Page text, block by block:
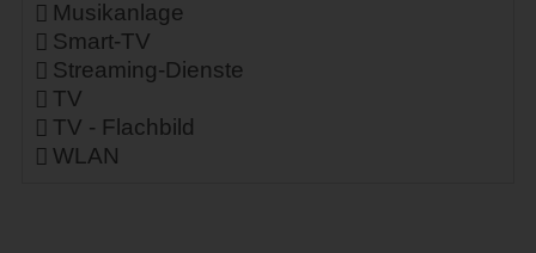
Musikanlage
Smart-TV
Streaming-Dienste
TV
TV - Flachbild
WLAN